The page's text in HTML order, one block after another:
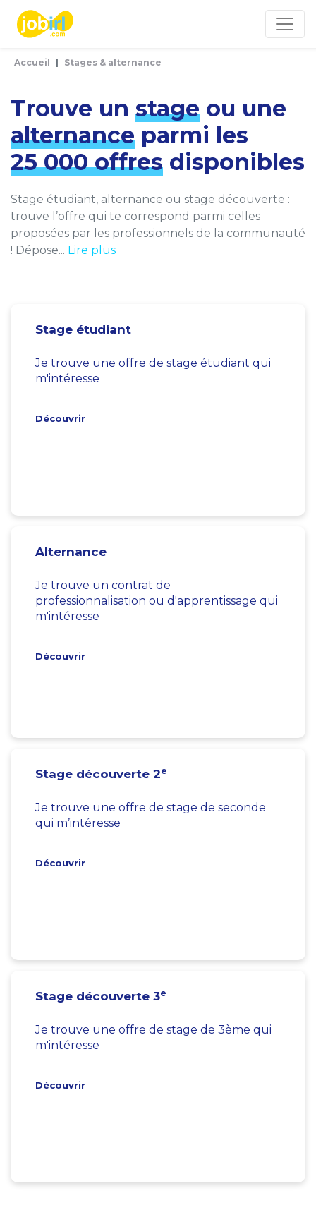
Accueil Stages & alternance
Trouve un stage ou une
alternance parmi les
25 000 offres disponibles
Stage étudiant, alternance ou stage découverte :
trouve l’offre qui te correspond parmi celles
proposées par les professionnels de la communauté
! Dépose... Lire plus
Stage étudiant
Je trouve une offre de stage étudiant qui
m'intéresse
Découvrir
Alternance
Je trouve un contrat de
professionnalisation ou d'apprentissage qui
m'intéresse
Découvrir
Stage découverte 2e
Je trouve une offre de stage de seconde
qui m’intéresse
Découvrir
Stage découverte 3e
Je trouve une offre de stage de 3ème qui
m'intéresse
Découvrir
Panneau de gestion des cookies